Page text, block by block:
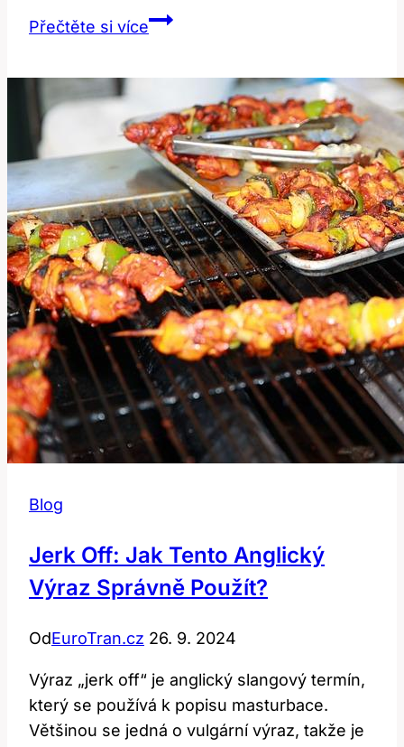
Přečtěte si víceCelery:
a
Jak
Ho
Používat
v
Kuchyni
a
Jazyce?
Blog
Jerk Off: Jak Tento Anglický
Výraz Správně Použít?
OdEuroTran.cz 26. 9. 2024
Výraz „jerk off“ je anglický slangový termín,
který se používá k popisu masturbace.
Většinou se jedná o vulgární výraz, takže je